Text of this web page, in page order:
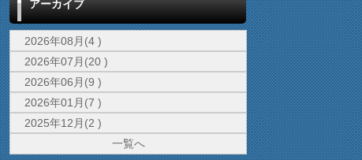
アーカイブ
2026年08月(4 )
2026年07月(20 )
2026年06月(9 )
2026年01月(7 )
2025年12月(2 )
一覧へ